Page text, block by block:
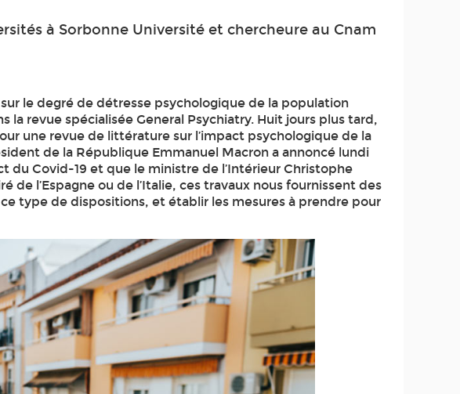
à Sorbonne Université et chercheure au Cnam
le degré de détresse psychologique de la population
la revue spécialisée General Psychiatry. Huit jours plus tard,
une revue de littérature sur l’impact psychologique de la
de la République Emmanuel Macron a annoncé lundi
du Covid-19 et que le ministre de l’Intérieur Christophe
de l’Espagne ou de l’Italie, ces travaux nous fournissent des
type de dispositions, et établir les mesures à prendre pour